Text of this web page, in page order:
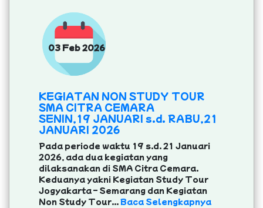
03 Feb 2026
KEGIATAN NON STUDY TOUR
SMA CITRA CEMARA
SENIN,19 JANUARI s.d. RABU,21
JANUARI 2026
Pada periode waktu 19 s.d. 21 Januari
2026, ada dua kegiatan yang
dilaksanakan di SMA Citra Cemara.
Keduanya yakni Kegiatan Study Tour
Jogyakarta – Semarang dan Kegiatan
Non Study Tour...Baca Selengkapnya